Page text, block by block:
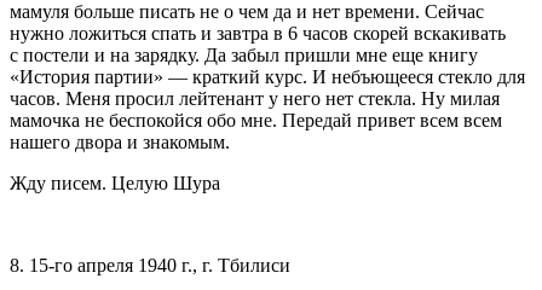
мамуля больше писать не о чем да и нет времени. Сейчас
нужно ложиться спать и завтра в 6 часов скорей вскакивать
с постели и на зарядку. Да забыл пришли мне еще книгу
«История партии» — краткий курс. И небъющееся стекло для
часов. Меня просил лейтенант у него нет стекла. Ну милая
мамочка не беспокойся обо мне. Передай привет всем всем
нашего двора и знакомым.
Жду писем. Целую Шура
8. 15-го апреля 1940 г., г. Тбилиси